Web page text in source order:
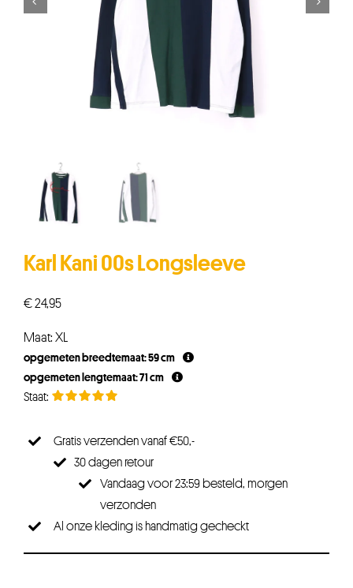
Karl Kani 00s Longsleeve
€24,95
Maat: XL
opgemeten breedtemaat: 59 cm
opgemeten lengtemaat: 71 cm
Gratis verzenden vanaf €50,-
30 dagen retour
Vandaag voor 23:59 besteld, morgen
verzonden
Al onze kleding is handmatig gecheckt